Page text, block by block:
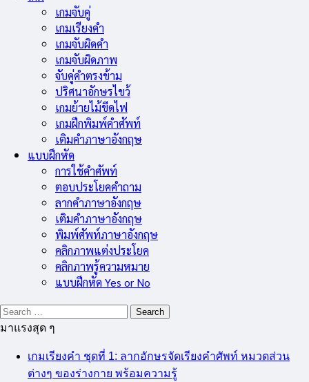
เกมจับคู่
เกมเรียงคำ
เกมจับผิดคำ
เกมจับผิดภาพ
จับคู่คำตรงข้าม
ปริศนาอักษรไขว้
เกมย้ายไม้ขีดไฟ
เกมฝึกพิมพ์คำศัพท์
เติมคำภาษาอังกฤษ
แบบฝึกหัด
การใช้คำศัพท์
ตอบประโยคคำถาม
ลากคำภาษาอังกฤษ
เติมคำภาษาอังกฤษ
พิมพ์ศัพท์ภาษาอังกฤษ
คลิกภาพแต่งประโยค
คลิกภาพรู้ความหมาย
แบบฝึกหัด Yes or No
Search
for:
มาแรงสุด ๆ
เกมเรียงคำ ชุดที่ 1: ลากอักษรจัดเรียงคำศัพท์ หมวดส่วน
ต่างๆ ของร่างกาย พร้อมความรู้